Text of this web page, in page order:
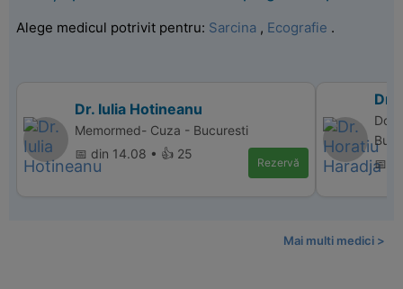
Alege medicul potrivit pentru: Sarcina , Ecografie .
Dr. Iulia Hotineanu
Memormed- Cuza - Bucuresti
📅 din 14.08 • 👍 25
Rezervă
Dr.
📅
Mai multi medici >